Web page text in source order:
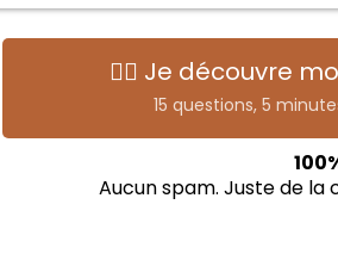
👉🏾 Je découvre
15 questions, 5
Aucun spam. Juste de